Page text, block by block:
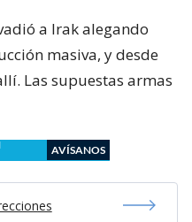
a Irak alegando
masiva, y desde
Las supuestas armas
AVÍSANOS